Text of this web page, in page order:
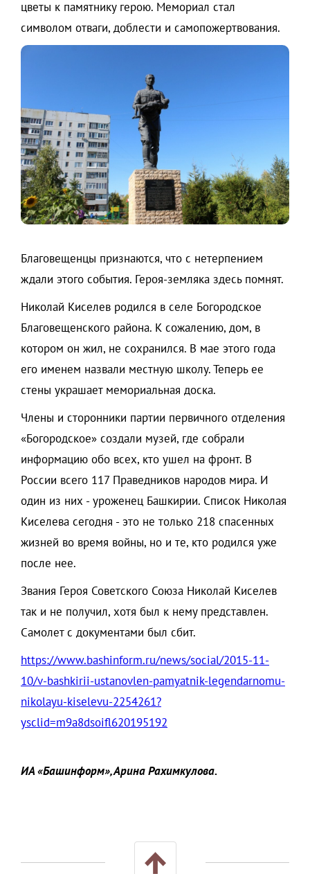
цветы к памятнику герою. Мемориал стал
символом отваги, доблести и самопожертвования.
Благовещенцы признаются, что с нетерпением
ждали этого события. Героя-земляка здесь помнят.
Николай Киселев родился в селе Богородское
Благовещенского района. К сожалению, дом, в
котором он жил, не сохранился. В мае этого года
его именем назвали местную школу. Теперь ее
стены украшает мемориальная доска.
Члены и сторонники партии первичного отделения
«Богородское» создали музей, где собрали
информацию обо всех, кто ушел на фронт. В
России всего 117 Праведников народов мира. И
один из них - уроженец Башкирии. Список Николая
Киселева сегодня - это не только 218 спасенных
жизней во время войны, но и те, кто родился уже
после нее.
Звания Героя Советского Союза Николай Киселев
так и не получил, хотя был к нему представлен.
Самолет с документами был сбит.
https://www.bashinform.ru/news/social/2015-11-
10/v-bashkirii-ustanovlen-pamyatnik-legendarnomu-
nikolayu-kiselevu-2254261?
ysclid=m9a8dsoifl620195192
ИА «Башинформ», Арина Рахимкулова.